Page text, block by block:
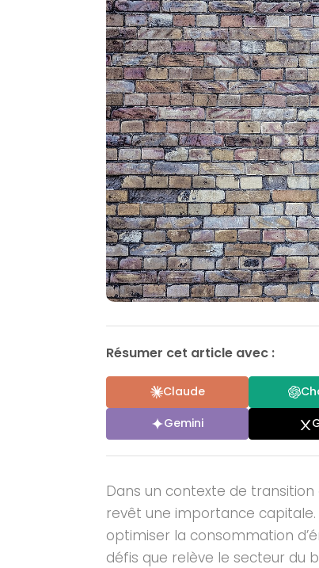
Résumer cet article avec :
Claude
Gemini
Dans un contexte de
revêt une importance
optimiser la consommation
défis que relève le secteur du